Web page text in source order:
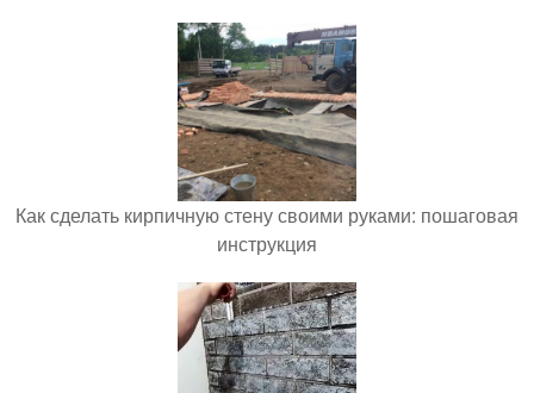
Как сделать кирпичную стену своими руками: пошаговая
инструкция